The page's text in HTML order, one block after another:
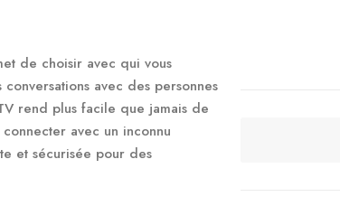
de choisir avec qui vous
avec des personnes
rend plus facile que jamais de
avec un inconnu
et sécurisée pour des